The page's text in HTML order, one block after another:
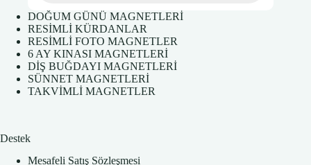
DOĞUM GÜNÜ MAGNETLERİ
RESİMLİ KÜRDANLAR
RESİMLİ FOTO MAGNETLER
6 AY KINASI MAGNETLERİ
DİŞ BUĞDAYI MAGNETLERİ
SÜNNET MAGNETLERİ
TAKVİMLİ MAGNETLER
Destek
Mesafeli Satış Sözleşmesi